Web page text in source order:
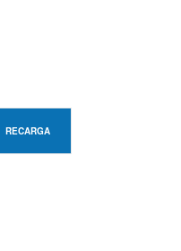
RECARGA